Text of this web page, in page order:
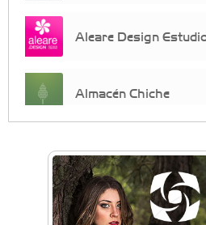
Aleare Design
Almacén Chiche
crecimiento personal
Arq. Horacio